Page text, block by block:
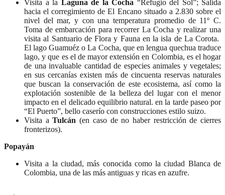
Visita a la Laguna de la Cocha “Refugio del Sol”; Salida
hacia el corregimiento de El Encano situado a 2.830 sobre el
nivel del mar, y con una temperatura promedio de 11º C.
Toma de embarcación para recorrer La Cocha y realizar una
visita al Santuario de Flora y Fauna en la isla de La Corota.
El lago Guamuéz o La Cocha, que en lengua quechua traduce
lago, y que es el de mayor extensión en Colombia, es el hogar
de una invaluable cantidad de especies animales y vegetales;
en sus cercanías existen más de cincuenta reservas naturales
que buscan la conservación de este ecosistema, así como la
explotación sostenible de la belleza del lugar con el menor
impacto en el delicado equilibrio natural. en la tarde paseo por
“El Puerto”, bello caserío con construcciones estilo suizo.
Visita aTulcán (en caso de no haber restricción de cierres
fronterizos).
Popayán
Visita a la ciudad, más conocida como la ciudad Blanca de
Colombia, una de las más antiguas y ricas en azufre.